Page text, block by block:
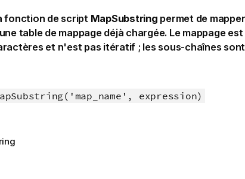
fonction de script MapSubstring permet de
table de mappage déjà chargée. Le mappage
et n'est pas itératif ; les sous-chaînes
expression)